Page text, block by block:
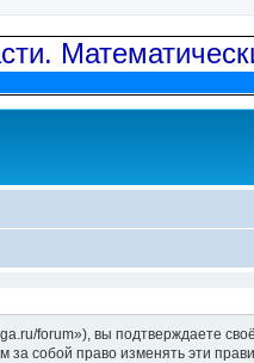
forum»), вы подтверждаете
собой право изменять эти